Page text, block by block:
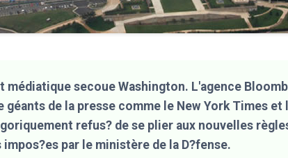
médiatique secoue Washington. L'agence
de la presse comme le New York Times et
refus? de se plier aux nouvelles
par le ministère de la D?fense.